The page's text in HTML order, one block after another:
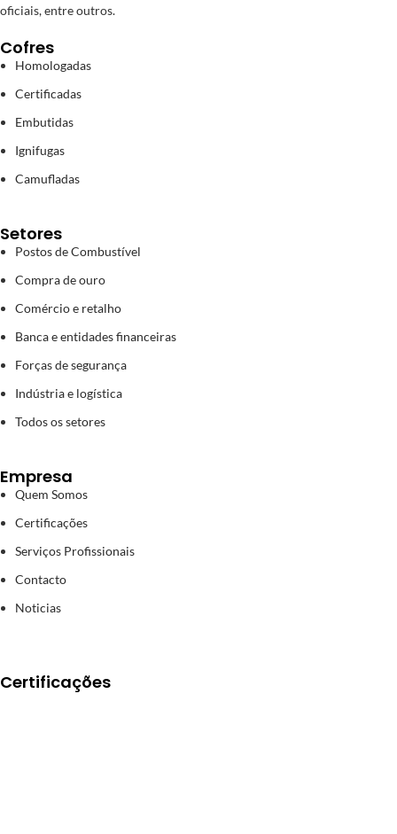
oficiais, entre outros.
Cofres
Homologadas
Certificadas
Embutidas
Ignifugas
Camufladas
Setores
Postos de Combustível
Compra de ouro
Comércio e retalho
Banca e entidades financeiras
Forças de segurança
Indústria e logística
Todos os setores
Empresa
Quem Somos
Certificações
Serviços Profissionais
Contacto
Noticias
Certificações